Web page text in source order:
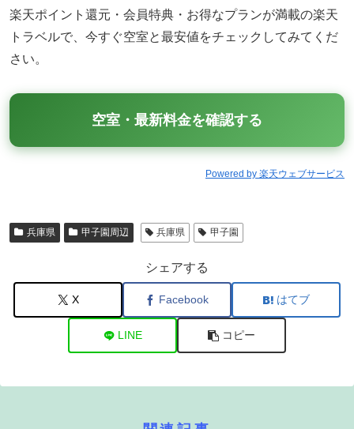
楽天ポイント還元・会員特典・お得なプランが満載の楽天
トラベルで、今すぐ空室と最安値をチェックしてみてくだ
さい。
空室・最新料金を確認する
Powered by 楽天ウェブサービス
兵庫県 甲子園周辺 兵庫県 甲子園
シェアする
X Facebook はてブ
LINE コピー